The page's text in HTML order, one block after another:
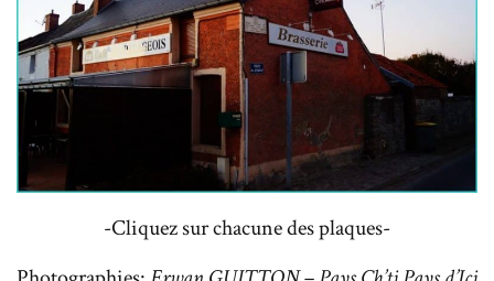
-Cliquez sur chacune des plaques-